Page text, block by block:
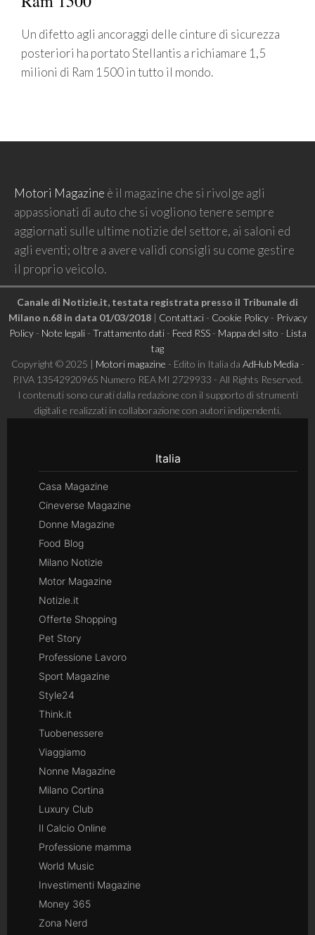
Un difetto agli ancoraggi delle cinture di sicurezza
posteriori ha portato Stellantis a richiamare 1,5
milioni di Ram 1500 in tutto il mondo.
Motori Magazine è il magazine che si rivolge agli
appassionati di auto che si vogliono tenere sempre
aggiornati sulle ultime notizie del settore, ai saloni ed
agli eventi; oltre a avere validi consigli su come gestire
il proprio veicolo.
Canale di Notizie.it, testata registrata presso il Tribunale di
Milano n.68 in data 01/03/2018| Contattaci- Cookie Policy- Privacy
Policy- Note legali- Trattamento dati- Feed RSS- Mappa del sito - Lista
tag
Copyright © 2025 | Motori magazine - Edito in Italia da AdHub Media -
P.IVA 13542920965 Numero REA MI 2729933 - All Rights Reserved.
I contenuti sono curati dalla redazione con il supporto di strumenti
digitali e realizzati in collaborazione con autori indipendenti.
Italia
Casa Magazine
Cineverse Magazine
Donne Magazine
Food Blog
Milano Notizie
Motor Magazine
Notizie.it
Offerte Shopping
Pet Story
Professione Lavoro
Sport Magazine
Style24
Think.it
Tuobenessere
Viaggiamo
Nonne Magazine
Milano Cortina
Luxury Club
Il Calcio Online
Professione mamma
World Music
Investimenti Magazine
Money 365
Zona Nerd